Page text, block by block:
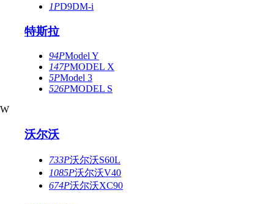
1PD9DM-i
特斯拉
94PModel Y
147PMODEL X
5PModel 3
526PMODEL S
W
沃尔沃
733P沃尔沃S60L
1085P沃尔沃V40
674P沃尔沃XC90